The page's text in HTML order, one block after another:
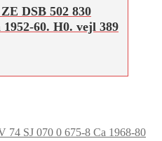
DSB 502 830
60. H0. vejl 389
kr..